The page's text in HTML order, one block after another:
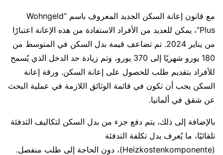
مع قانون إعانة السكن الجديد المعروف باسم “Wohngeld
Plus”، يمكن للعديد من الأفراد الاستفادة من هذه الإعانة اعتبارًا
من يناير 2024. تم تضاعف قيمة بدل السكن في المتوسط من
180 يورو شهريًا إلى 370 يورو، وتم زيادة حد الدخل الذي يُسمح
للأفراد بتقديم طلب للحصول على إعانة السكن. ورقة إعانة
السكن يجب أن تكون في قائمة الوثائق اللازمة في عملية البحث
عن شقق في ألمانيا.
بالإضافة إلى ذلك، يتم دفع جزء من بدل السكن لتكاليف التدفئة
تلقائيًا، ما يُعرف بدل تكلفة التدفئة
(Heizkostenkomponente)، دون الحاجة إلى طلب منفصل.